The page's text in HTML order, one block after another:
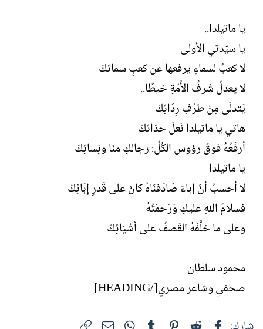
يا ماتيلدا..
يا سيّدتي الأولى
لا كعبٌ لسماءٍ يرفعها عن كعبِ سمائكْ
لا يعدلُ شَرفُ الأُمّةِ خيطًا..
يَتدلّى مِنْ طرْفِ رِدَائِكْ
هاتي يا ماتيلدا نَعلَ حذائكْ
أرفَعُهُ فوقَ رؤوس الكُلِّ: رجالكِ منّا ونِسائِكْ
يا ماتيلدا
لا أحسبُ أنَّ إباءً صَادَفنَاهُ كانَ على قَدرِ إِبَائِكْ
فسلامُ اللهِ عليكِ وَرَحمَتُهُ
وعلى ما خلَّفَهُ القَصفُ على أشْيَائِكْ
محمود سلطان
صحفي وشاعر مصري[/HEADING]
فيسبوك Reddit
Pinterest
Tumblr
WhatsAppالبريد الإلكتروني